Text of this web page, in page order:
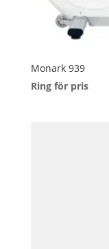
Monark 939
Ring för pris